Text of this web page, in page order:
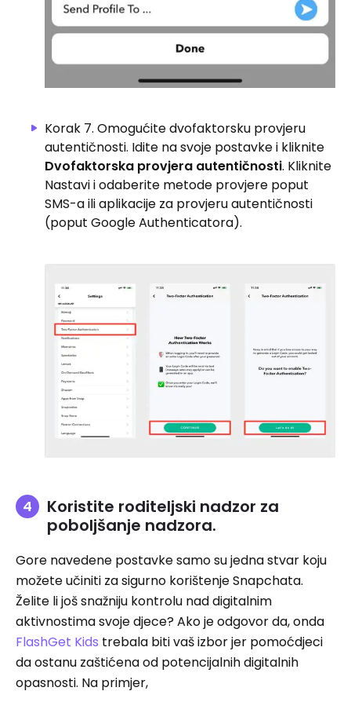
Korak 7. Omogućite dvofaktorsku provjeru
autentičnosti. Idite na svoje postavke i kliknite
Dvofaktorska provjera autentičnosti. Kliknite
Nastavi i odaberite metode provjere poput
SMS-a ili aplikacije za provjeru autentičnosti
(poput Google Authenticatora).
Koristite roditeljski nadzor za
poboljšanje nadzora.
Gore navedene postavke samo su jedna stvar koju
možete učiniti za sigurno korištenje Snapchata.
Želite li još snažniju kontrolu nad digitalnim
aktivnostima svoje djece? Ako je odgovor da, onda
FlashGet Kids trebala biti vaš izbor jer pomoćdjeci
da ostanu zaštićena od potencijalnih digitalnih
opasnosti. Na primjer,